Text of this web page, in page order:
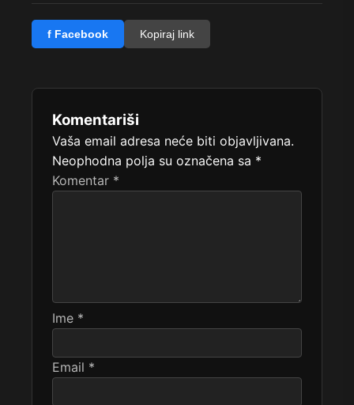
f Facebook Kopiraj link
Komentariši
Vaša email adresa neće biti objavljivana.
Neophodna polja su označena sa *
Komentar *
Ime *
Email *